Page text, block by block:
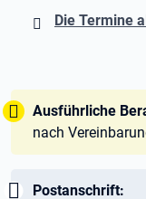
Die Termine
Tipp:
Ausführliche
nach
Wichtig:
Postanschrift: